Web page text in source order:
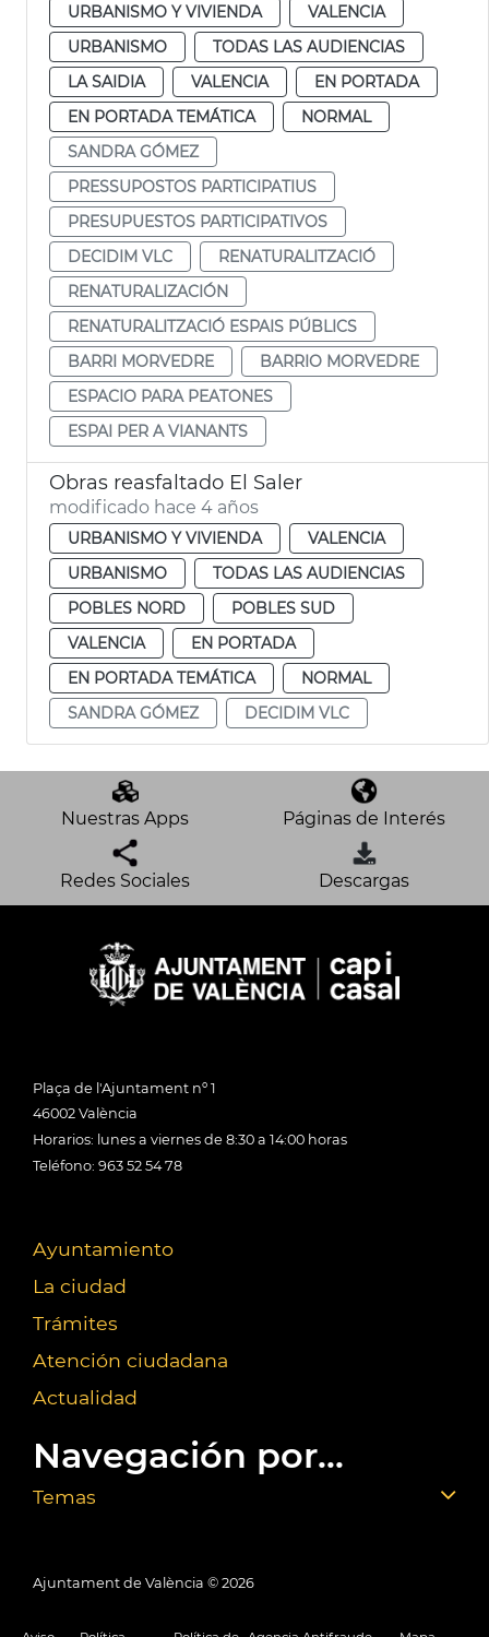
URBANISMO Y VIVIENDA
VALENCIA
URBANISMO
TODAS LAS AUDIENCIAS
LA SAIDIA
VALENCIA
EN PORTADA
EN PORTADA TEMÁTICA
NORMAL
SANDRA GÓMEZ
PRESSUPOSTOS PARTICIPATIUS
PRESUPUESTOS PARTICIPATIVOS
DECIDIM VLC
RENATURALITZACIÓ
RENATURALIZACIÓN
RENATURALITZACIÓ ESPAIS PÚBLICS
BARRI MORVEDRE
BARRIO MORVEDRE
ESPACIO PARA PEATONES
ESPAI PER A VIANANTS
Obras reasfaltado El Saler
modificado hace 4 años
URBANISMO Y VIVIENDA
VALENCIA
URBANISMO
TODAS LAS AUDIENCIAS
POBLES NORD
POBLES SUD
VALENCIA
EN PORTADA
EN PORTADA TEMÁTICA
NORMAL
SANDRA GÓMEZ
DECIDIM VLC
Nuestras Apps Páginas de Interés
Redes Sociales Descargas
Plaça de l'Ajuntament nº 1
46002 València
Horarios: lunes a viernes de 8:30 a 14:00 horas
Teléfono: 963 52 54 78
Ayuntamiento
La ciudad
Trámites
Atención ciudadana
Actualidad
Navegación por...
Temas
Ajuntament de València © 2026